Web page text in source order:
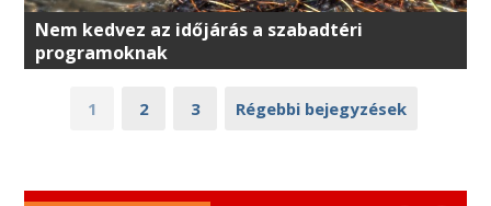
Nem kedvez az időjárás a szabadtéri
programoknak
1 2 3 Régebbi bejegyzések